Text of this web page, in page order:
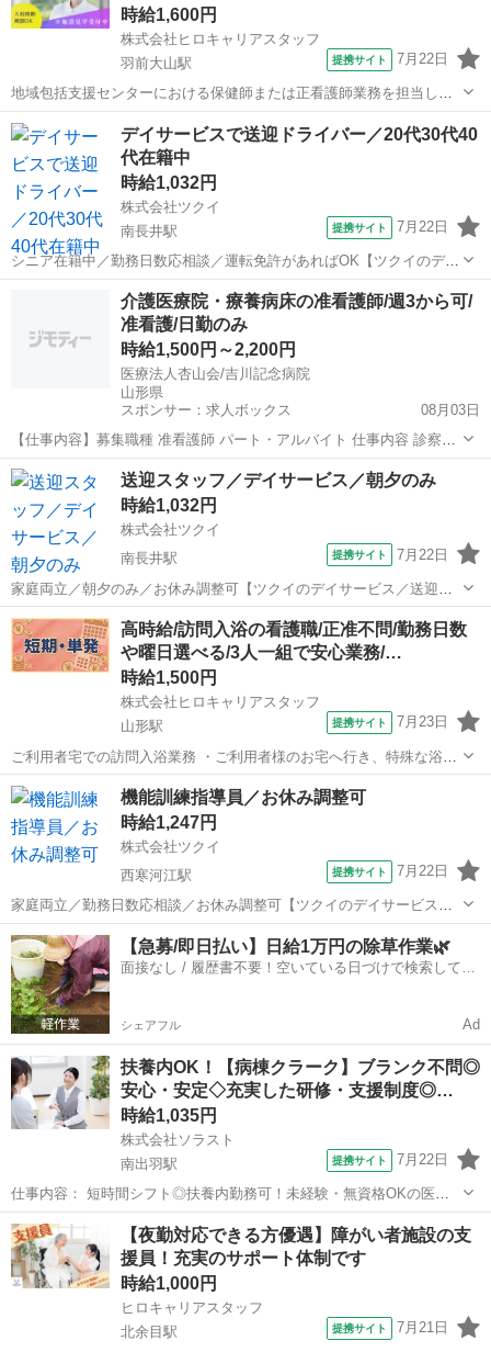
時給1,600円
株式会社ヒロキャリアスタッフ
羽前大山駅
提携サイト 7月22日
地域包括支援センターにおける保健師または正看護師業務を担当して
いただきます ・地域に暮らす高齢者やそのご家族からの相談対応 ・介
護予防支援業務 ・健康相談や訪問支援 ・関係機関との連携や調整 ・
ケアプラン作成支援 ・各種記...
山形 羽前大山駅 看護師
デイサービスで送迎ドライバー／20代30代40
代在籍中
時給1,032円
株式会社ツクイ
南長井駅
提携サイト 7月22日
シニア在籍中／勤務日数応相談／運転免許があればOK【ツクイのデイ
サービス／送迎スタッフ求人】 高齢者を地域で支えよう！お客様や、
人とコミュニケーションをとるのが大好きな方在籍♪ 【仕事内容】 デ
イサービス利用者様の送迎業...
南長井駅 その他
介護医療院・療養病床の准看護師/週3から可/
准看護/日勤のみ
時給1,500円～2,200円
医療法人杏山会/吉川記念病院
山形県
スポンサー：求人ボックス
08月03日
【仕事内容】募集職種 准看護師 パート・アルバイト 仕事内容 診察補
助、バイタルチェック、健康管理、服薬・投薬管理、外来 給与・手当
<給与> 時給1,500〜2,200円 <手当> 交通費支給:実費(上限あり) 交通費
支給月額:...
アルバイト・パート
送迎スタッフ／デイサービス／朝夕のみ
時給1,032円
株式会社ツクイ
南長井駅
提携サイト 7月22日
家庭両立／朝夕のみ／お休み調整可【ツクイのデイサービス／送迎添
乗員求人】 【ツクイで働く推しポイント★】 ・髪色・髪型自由◎ネイ
ル・まつエクもOK！ 清潔感があれば自分らしいスタイルで働けます♪
・推しカラーのネイルや明る...
山形 南長井駅 その他
高時給/訪問入浴の看護職/正准不問/勤務日数
や曜日選べる/3人一組で安心業務/…
時給1,500円
株式会社ヒロキャリアスタッフ
山形駅
提携サイト 7月23日
ご利用者宅での訪問入浴業務 ・ご利用者様のお宅へ行き、特殊な浴槽
を準備 ・衣服の脱着 ・洗体などのフォローとバイタル測定などをお願
いします ※臨床経験ゼロ可 ・運転手、介護士、看護師の3名体制にな
ります。 ・未経験の方や、...
山形 山形駅 看護師
機能訓練指導員／お休み調整可
時給1,247円
株式会社ツクイ
西寒河江駅
提携サイト 7月22日
家庭両立／勤務日数応相談／お休み調整可【ツクイのデイサービス／
機能訓練指導員求人】 充実の制度で働く方を大切にしています◎相談
窓口も多く安心！リフレッシュ休暇で働きやすさ抜群の環境です。
【仕事内容】 デイサービスで機能...
山形 西寒河江駅 その他
【急募/即日払い】日給1万円の除草作業🌿
面接なし / 履歴書不要！空いている日づけで検索して即
シェアフル Ad
扶養内OK！【病棟クラーク】ブランク不問◎
安心・安定◇充実した研修・支援制度◎…
時給1,035円
株式会社ソラスト
南出羽駅
提携サイト 7月22日
仕事内容： 短時間シフト◎扶養内勤務可！未経験・無資格OKの医療
事務パート♪ 未経験・無資格から始められる医療事務パート求人! 山形
市青柳にある『山形県立中央病院』で、病棟クラークのお仕事です。
▼働きやすいシフト制! ◎...
山形 山形市 南出羽駅 医療事務
【夜勤対応できる方優遇】障がい者施設の支
援員！充実のサポート体制です
時給1,000円
ヒロキャリアスタッフ
北余目駅
提携サイト 7月21日